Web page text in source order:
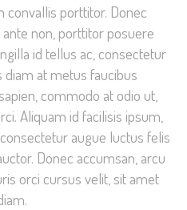
convallis porttitor. Donec
non, porttitor posuere
id tellus ac, consectetur
diam at metus faucibus
commodo at odio ut,
Aliquam id facilisis ipsum,
augue luctus felis
Donec accumsan, arcu
orci cursus velit, sit amet